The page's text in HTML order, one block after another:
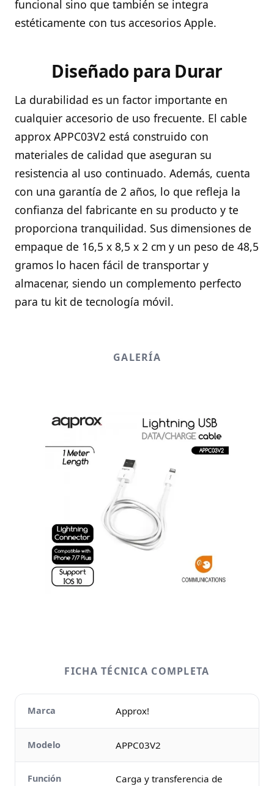
funcional sino que también se integra
estéticamente con tus accesorios Apple.
Diseñado para Durar
La durabilidad es un factor importante en
cualquier accesorio de uso frecuente. El cable
approx APPC03V2 está construido con
materiales de calidad que aseguran su
resistencia al uso continuado. Además, cuenta
con una garantía de 2 años, lo que refleja la
confianza del fabricante en su producto y te
proporciona tranquilidad. Sus dimensiones de
empaque de 16,5 x 8,5 x 2 cm y un peso de 48,5
gramos lo hacen fácil de transportar y
almacenar, siendo un complemento perfecto
para tu kit de tecnología móvil.
GALERÍA
FICHA TÉCNICA COMPLETA
Marca Approx!
Modelo APPC03V2
Función
Carga y transferencia de